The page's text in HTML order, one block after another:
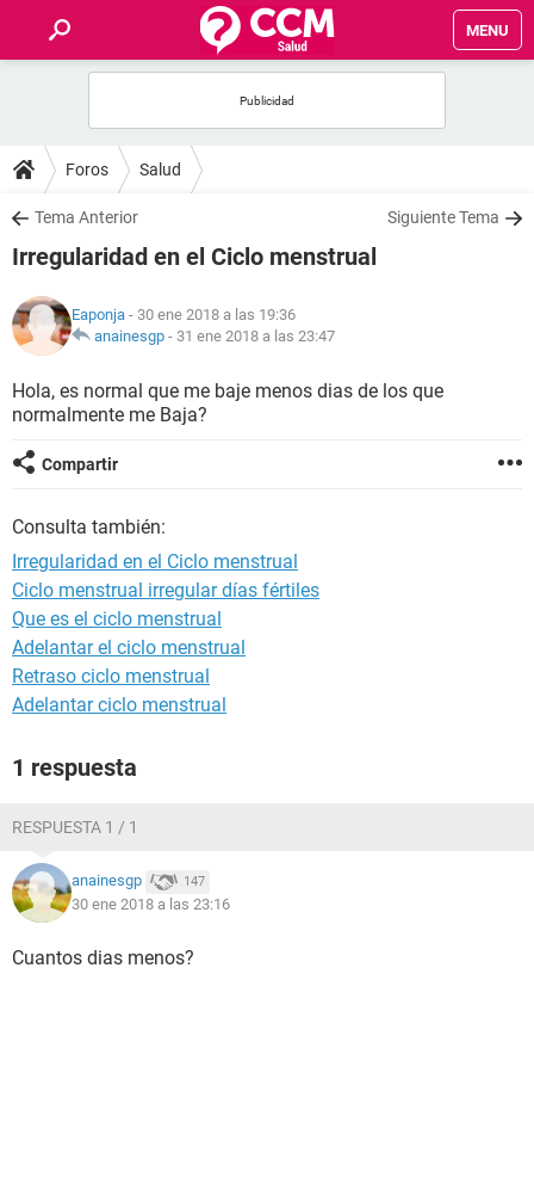
MENU
FOROS
SALUD
FAMILIA
NUTRICIÓN
BIENESTAR
SEXUALIDAD
GLOSARIO
Foros Salud
Tema Anterior Siguiente Tema
Irregularidad en el Ciclo menstrual
Eaponja - 30 ene 2018 a las 19:36
anainesgp - 31 ene 2018 a las 23:47
Hola, es normal que me baje menos dias de los que
normalmente me Baja?
Compartir
Consulta también:
Irregularidad en el Ciclo menstrual
Ciclo menstrual irregular días fértiles
Que es el ciclo menstrual
Adelantar el ciclo menstrual
Retraso ciclo menstrual
Adelantar ciclo menstrual
1 respuesta
RESPUESTA 1 / 1
anainesgp 147
30 ene 2018 a las 23:16
Cuantos dias menos?